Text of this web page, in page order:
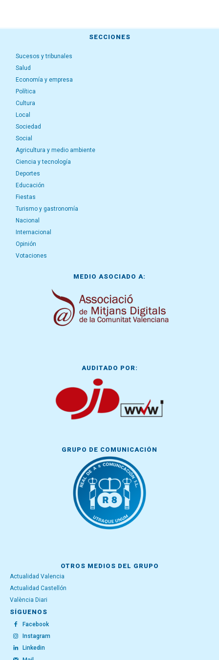
SECCIONES
Sucesos y tribunales
Salud
Economía y empresa
Política
Cultura
Local
Sociedad
Social
Agricultura y medio ambiente
Ciencia y tecnología
Deportes
Educación
Fiestas
Turismo y gastronomía
Nacional
Internacional
Opinión
Votaciones
MEDIO ASOCIADO A:
AUDITADO POR:
GRUPO DE COMUNICACIÓN
OTROS MEDIOS DEL GRUPO
Actualidad Valencia
Actualidad Castellón
València Diari
SÍGUENOS
Facebook
Instagram
Linkedin